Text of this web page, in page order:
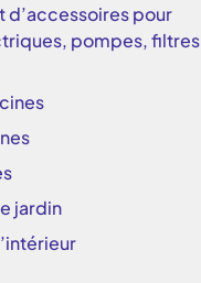
d’accessoires pour
pompes, filtres
jardin